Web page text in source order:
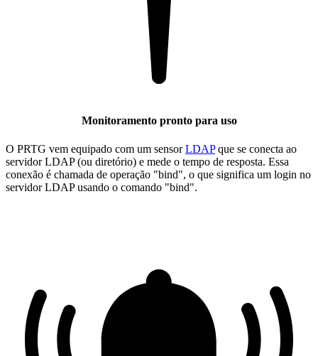
Monitoramento pronto para uso
O PRTG vem equipado com um sensorLDAPque se conecta ao
servidor LDAP (ou diretório) e mede o tempo de resposta. Essa
conexão é chamada de operação "bind", o que significa um login no
servidor LDAP usando o comando "bind".